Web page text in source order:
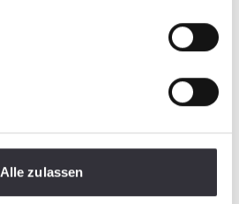
Alle zulassen